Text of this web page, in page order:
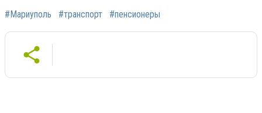
#Мариуполь #транспорт #пенсионеры